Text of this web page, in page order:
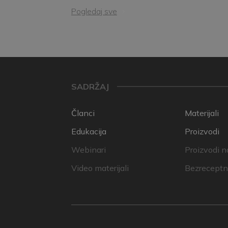
Pogledaj sve
SADRŽAJ
Članci
Edukacija
Webinari
Video materijali
Materijali
Proizvodi
Proizvodi